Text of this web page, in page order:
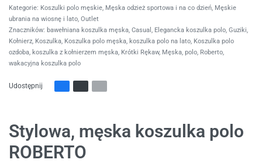
Kategorie: Koszulki polo męskie, Męska odzież sportowa i na co dzień, Męskie
ubrania na wiosnę i lato, Outlet
Znaczników: bawełniana koszulka męska, Casual , Elegancka koszulka polo, Guziki,
Kołnierz, Koszulka, Koszulka polo męska, koszulka polo na lato, Koszulka polo
ozdoba, koszulka z kołnierzem męska, Krótki Rękaw, Męska, polo, Roberto,
wakacyjna koszulka polo
Udostępnij
Stylowa, męska koszulka polo
ROBERTO